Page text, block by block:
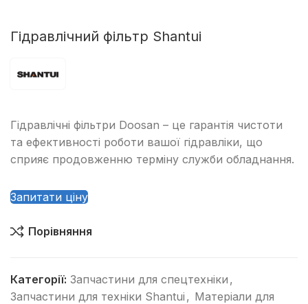
Гідравлічний фільтр Shantui
Гідравлічні фільтри Doosan – це гарантія чистоти
та ефективності роботи вашої гідравліки, що
сприяє продовженню терміну служби обладнання.
Запитати ціну
Порівняння
Категорії: Запчастини для спецтехніки ,
Запчастини для техніки Shantui , Матеріали для